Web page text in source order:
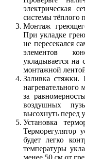
электрическая
системы тёплого
Монтаж
При укладке
не пересекался
элементов
укладывается на
монтажной
Заливка стяжки.
нагревательного
за
воздушных
высохнуть перед
Установка
Терморегулятор
будет легко
температуры